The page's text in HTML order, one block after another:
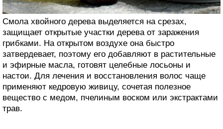
Смола хвойного дерева выделяется на срезах,
защищает открытые участки дерева от заражения
грибками. На открытом воздухе она быстро
затвердевает, поэтому его добавляют в растительные
и эфирные масла, готовят целебные лосьоны и
настои. Для лечения и восстановления волос чаще
применяют кедровую живицу, сочетая полезное
вещество с медом, пчелиным воском или экстрактами
трав.